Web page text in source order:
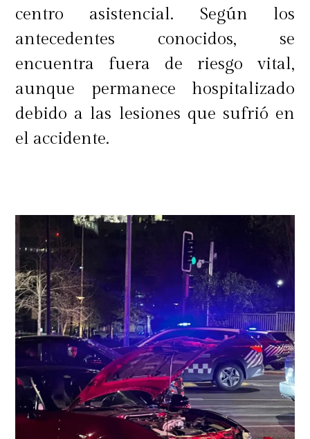
centro asistencial. Según los
antecedentes conocidos, se
encuentra fuera de riesgo vital,
aunque permanece hospitalizado
debido a las lesiones que sufrió en
el accidente.